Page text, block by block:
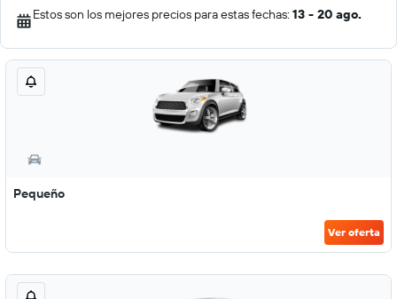
Estos son los mejores precios para estas fechas: 13 - 20 ago.
Pequeño
Ver oferta